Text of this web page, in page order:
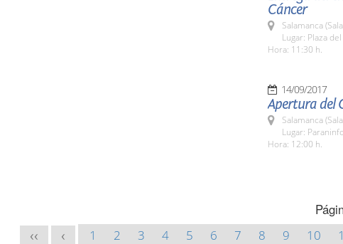
Cáncer
Salamanca
Lugar: Plaza
Hora: 11:30 h.
14/09/2017
Apertura del
Salamanca
Lugar:
Hora: 12:00 h.
<< < 1 2 3 4 5 6 7 8 9 10